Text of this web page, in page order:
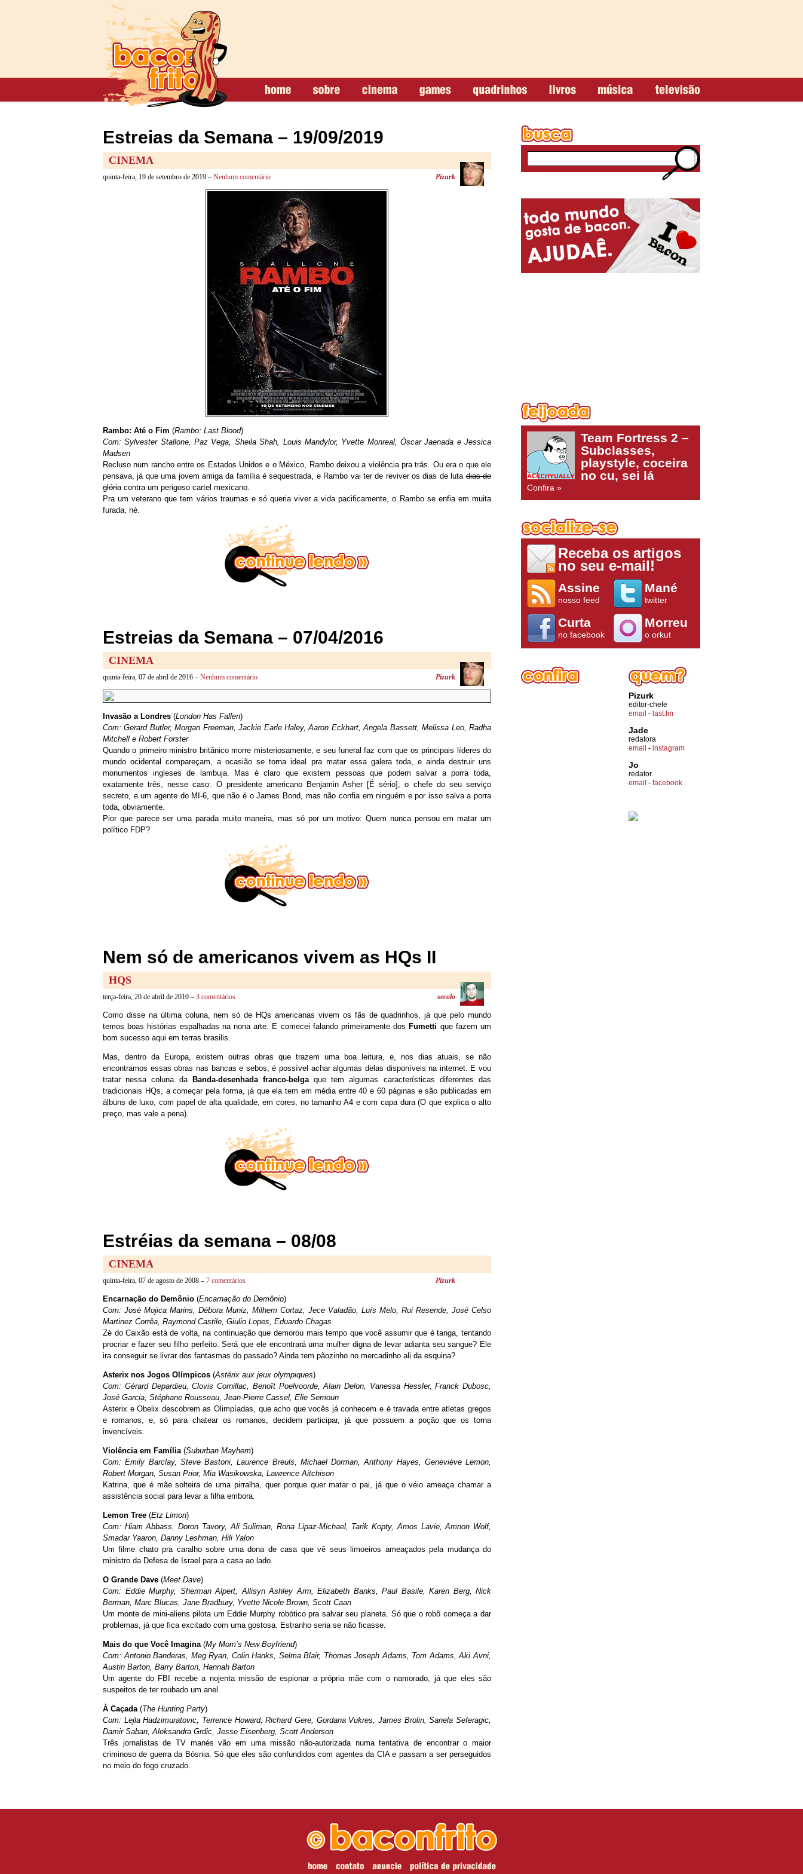
Estreias da Semana – 19/09/2019
CINEMA
quinta-feira, 19 de setembro de 2019 – Nenhum comentário Pizurk
Rambo: Até o Fim (Rambo: Last Blood)
Com: Sylvester Stallone, Paz Vega, Sheila Shah, Louis Mandylor, Yvette Monreal, Óscar Jaenada e Jessica
Madsen
Recluso num rancho entre os Estados Unidos e o México, Rambo deixou a violência pra trás. Ou era o que ele
pensava, já que uma jovem amiga da família é sequestrada, e Rambo vai ter de reviver os dias de lutadias de
glóriacontra um perigoso cartel mexicano.
Pra um veterano que tem vários traumas e só queria viver a vida pacificamente, o Rambo se enfia em muita
furada, né.
Estreias da Semana – 07/04/2016
CINEMA
quinta-feira, 07 de abril de 2016 – Nenhum comentário Pizurk
Invasão a Londres (London Has Fallen)
Com: Gerard Butler, Morgan Freeman, Jackie Earle Haley, Aaron Eckhart, Angela Bassett, Melissa Leo, Radha
Mitchell e Robert Forster
Quando o primeiro ministro britânico morre misteriosamente, e seu funeral faz com que os principais líderes do
mundo ocidental compareçam, a ocasião se torna ideal pra matar essa galera toda, e ainda destruir uns
monumentos ingleses de lambuja. Mas é claro que existem pessoas que podem salvar a porra toda,
exatamente três, nesse caso: O presidente americano Benjamin Asher [É sério], o chefe do seu serviço
secreto, e um agente do MI-6, que não é o James Bond, mas não confia em ninguém e por isso salva a porra
toda, obviamente.
Pior que parece ser uma parada muito maneira, mas só por um motivo: Quem nunca pensou em matar um
político FDP?
Nem só de americanos vivem as HQs II
HQS
terça-feira, 20 de abril de 2010 – 3 comentários secolo
Como disse na última coluna, nem só de HQs americanas vivem os fãs de quadrinhos, já que pelo mundo
temos boas histórias espalhadas na nona arte. E comecei falando primeiramente dos Fumetti que fazem um
bom sucesso aqui em terras brasilis.
Mas, dentro da Europa, existem outras obras que trazem uma boa leitura, e, nos dias atuais, se não
encontramos essas obras nas bancas e sebos, é possível achar algumas delas disponíveis na internet. E vou
tratar nessa coluna da Banda-desenhada franco-belgaque tem algumas características diferentes das
tradicionais HQs, a começar pela forma, já que ela tem em média entre 40 e 60 páginas e são publicadas em
álbuns de luxo, com papel de alta qualidade, em cores, no tamanho A4 e com capa dura (O que explica o alto
preço, mas vale a pena).
Estréias da semana – 08/08
CINEMA
quinta-feira, 07 de agosto de 2008 – 7 comentários Pizurk
Encarnação do Demônio (Encarnação do Demônio)
Com: José Mojica Marins, Débora Muniz, Milhem Cortaz, Jece Valadão, Luís Melo, Rui Resende, José Celso
Martinez Corrêa, Raymond Castile, Giulio Lopes, Eduardo Chagas
Zé do Caixão está de volta, na continuação que demorou mais tempo que você assumir que é tanga, tentando
procriar e fazer seu filho perfeito. Será que ele encontrará uma mulher digna de levar adianta seu sangue? Ele
ira conseguir se livrar dos fantasmas do passado? Ainda tem pãozinho no mercadinho ali da esquina?
Asterix nos Jogos Olímpicos (Astérix aux jeux olympiques)
Com: Gérard Depardieu, Clovis Cornillac, Benoît Poelvoorde, Alain Delon, Vanessa Hessler, Franck Dubosc,
José Garcia, Stéphane Rousseau, Jean-Pierre Cassel, Elie Semoun
Asterix e Obelix descobrem as Olimpíadas, que acho que vocês já conhecem e é travada entre atletas gregos
e romanos, e, só para chatear os romanos, decidem participar, já que possuem a poção que os torna
invencíveis.
Violência em Família(Suburban Mayhem)
Com: Emily Barclay, Steve Bastoni, Laurence Breuls, Michael Dorman, Anthony Hayes, Geneviève Lemon,
Robert Morgan, Susan Prior, Mia Wasikowska, Lawrence Aitchison
Katrina, que é mãe solteira de uma pirralha, quer porque quer matar o pai, já que o véio ameaça chamar a
assistência social para levar a filha embora.
Lemon Tree (Etz Limon)
Com: Hiam Abbass, Doron Tavory, Ali Suliman, Rona Lipaz-Michael, Tarik Kopty, Amos Lavie, Amnon Wolf,
Smadar Yaaron, Danny Leshman, Hili Yalon
Um filme chato pra caralho sobre uma dona de casa que vê seus limoeiros ameaçados pela mudança do
ministro da Defesa de Israel para a casa ao lado.
O Grande Dave (Meet Dave)
Com: Eddie Murphy, Sherman Alpert, Allisyn Ashley Arm, Elizabeth Banks, Paul Basile, Karen Berg, Nick
Berman, Marc Blucas, Jane Bradbury, Yvette Nicole Brown, Scott Caan
Um monte de mini-aliens pilota um Eddie Murphy robótico pra salvar seu planeta. Só que o robô começa a dar
problemas, já que fica excitado com uma gostosa. Estranho seria se não ficasse.
Mais do que Você Imagina(My Mom’s New Boyfriend)
Com: Antonio Banderas, Meg Ryan, Colin Hanks, Selma Blair, Thomas Joseph Adams, Tom Adams, Aki Avni,
Austin Barton, Barry Barton, Hannah Barton
Um agente do FBI recebe a nojenta missão de espionar a própria mãe com o namorado, já que eles são
suspeitos de ter roubado um anel.
À Caçada(The Hunting Party)
Com: Lejla Hadzimuratovic, Terrence Howard, Richard Gere, Gordana Vukres, James Brolin, Sanela Seferagic,
Damir Saban, Aleksandra Grdic, Jesse Eisenberg, Scott Anderson
Três jornalistas de TV manés vão em uma missão não-autorizada numa tentativa de encontrar o maior
criminoso de guerra da Bósnia. Só que eles são confundidos com agentes da CIA e passam a ser perseguidos
no meio do fogo cruzado.
Team Fortress 2 –
Subclasses,
playstyle, coceira
no cu, sei lá
Confira »
Receba os artigos
no seu e-mail!
Assine
nosso feed
Mané
twitter
Curta
no facebook
Morreu
o orkut
Pizurk
editor-chefe
email - last.fm
Jade
redatora
email - instagram
Jo
redator
email - facebook